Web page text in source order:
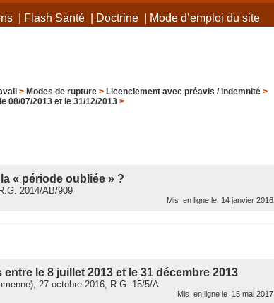
| Flash Santé| Doctrine| Mode d’emploi du site
> Modes de rupture> Licenciement avec préavis / indemnité>
08/07/2013 et le 31/12/2013>
« période oubliée » ?
2014/AB/909
Mis en ligne le 14 janvier 2016
le 8 juillet 2013 et le 31 décembre 2013
27 octobre 2016, R.G. 15/5/A
Mis en ligne le 15 mai 2017